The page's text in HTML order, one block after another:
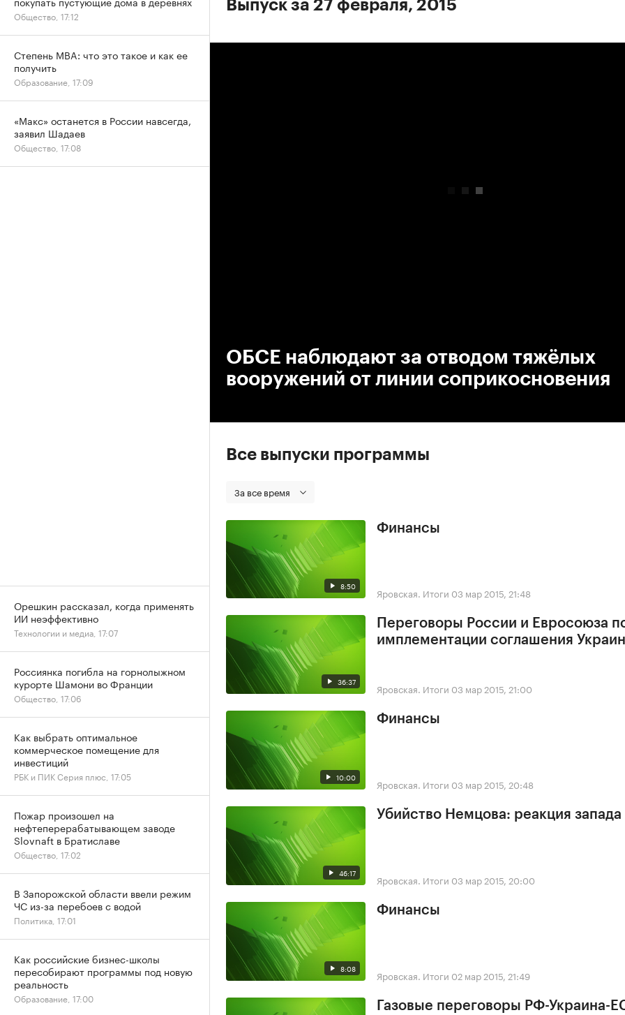
Выпуск за 27 февраля, 2015
ОБСЕ наблюдают за отводом тяжёлых
вооружений от линии соприкосновения
Все выпуски программы
За все время
8:50
Финансы
Яровская. Итоги 03 мар 2015, 21:48
36:37
Переговоры России и Евросоюза
имплементации соглашения
Яровская. Итоги 03 мар 2015, 21:00
10:00
Финансы
Яровская. Итоги 03 мар 2015, 20:48
46:17
Убийство Немцова: реакция запада
Яровская. Итоги 03 мар 2015, 20:00
8:08
Финансы
Яровская. Итоги 02 мар 2015, 21:49
Газовые переговоры РФ-Украина-
Общество, 17:12
Степень MBA: что это такое и как ее
получить
Образование, 17:09
«Макс» останется в России навсегда,
заявил Шадаев
Общество, 17:08
Орешкин рассказал, когда применять
ИИ неэффективно
Технологии и медиа, 17:07
Россиянка погибла на горнолыжном
курорте Шамони во Франции
Общество, 17:06
Как выбрать оптимальное
коммерческое помещение для
инвестиций
РБК и ПИК Серия плюс, 17:05
Пожар произошел на
нефтеперерабатывающем заводе
Slovnaft в Братиславе
Общество, 17:02
В Запорожской области ввели режим
ЧС из-за перебоев с водой
Политика, 17:01
Как российские бизнес-школы
пересобирают программы под новую
реальность
Образование, 17:00